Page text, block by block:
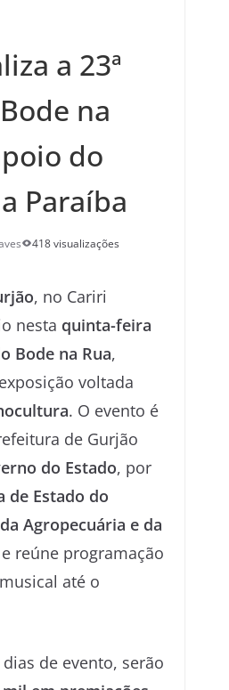
a 23ª
na
do
Paraíba
418 visualizações
, no Cariri
nesta quinta-feira
Bode na Rua,
voltada
. O evento é
de Gurjão
do Estado, por
de Estado do
Agropecuária e da
reúne programação
até o
de evento, serão